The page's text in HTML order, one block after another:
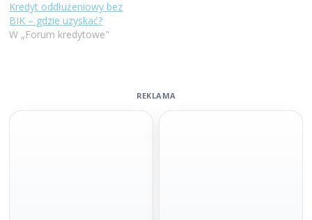
Kredyt oddłużeniowy bez
BIK – gdzie uzyskać?
W „Forum kredytowe"
REKLAMA